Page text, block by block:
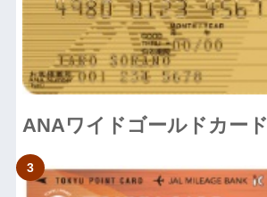
ANAワイドゴールドカード